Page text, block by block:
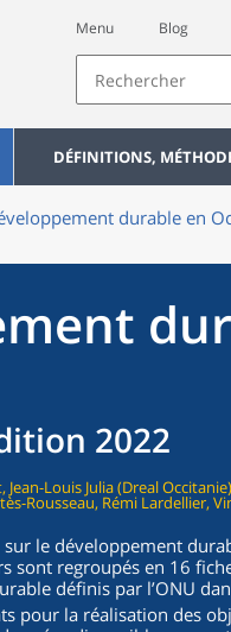
Menu Blog
DÉFINITIONS,
durable en
2022
Louis Julia (Dreal
Rousseau, Rémi Lardellier,
le développement
sont regroupés en 16
définis par l’ONU
pour la réalisation des